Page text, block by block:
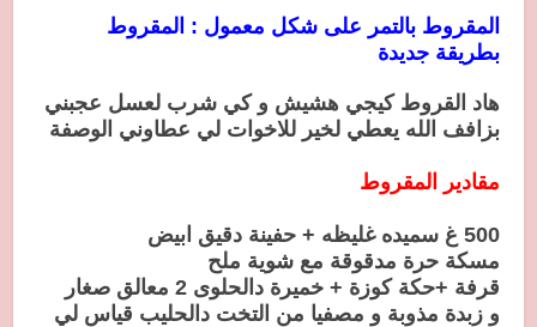
المقروط بالتمر على شكل معمول : المقروط
بطريقة جديدة
هاد القروط كيجي هشيش و كي شرب لعسل عجبني
بزافف الله يعطي لخير للاخوات لي عطاوني الوصفة
مقادير المقروط
500 غ سميده غليظه + حفينة دقيق ابيض
مسكة حرة مدقوقة مع شوية ملح
قرفة +حكة كوزة + خميرة دالحلوى 2 معالق صغار
و زبدة مذوبة و مصفيا من التخت دالحليب قياس لي